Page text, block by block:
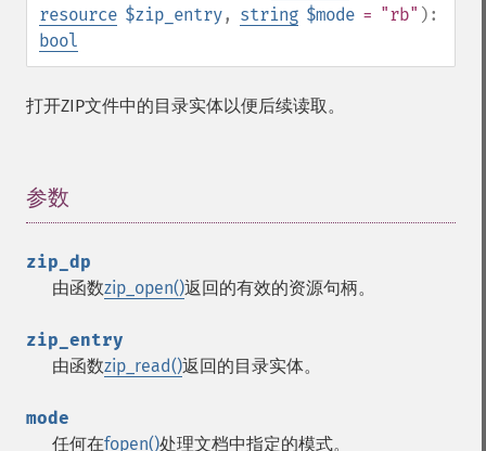
resource $zip_entry, string $mode = "rb" ):
bool
打开ZIP文件中的目录实体以便后续读取。
参数
zip_dp
由函数zip_open()返回的有效的资源句柄。
zip_entry
由函数zip_read()返回的目录实体。
mode
任何在fopen()处理文档中指定的模式。